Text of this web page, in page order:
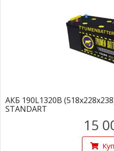
АКБ 190L1320B
STANDART
15